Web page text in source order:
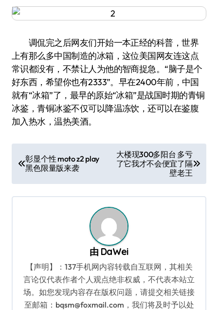
调侃完之后网友们开始一本正经的科普，世界
上有那么多中国制造的冰箱，这位美国网友连这点
常识都没有，不禁让人为他的智商捉急。“脑子是个
好东西，希望你也有2333”。早在2400年前，中国
就有“冰箱”了，最早的原始“冰箱”是战国时期的青铜
冰鉴，青铜冰鉴不仅可以降温冻饮，还可以在鉴腹
加入热水，温热美酒。
章
导
航
彰显个性 moto z2 play
黑色限量版来袭
大楼现300多阳台 多亏
了它我才不会便宜了隔
壁老王
由 DaWei
【声明】：137手机网内容转载自互联网，其相关
言论仅代表作者个人观点绝非权威，不代表本站立
场。如您发现内容存在版权问题，请提交相关链接
至邮箱：bqsm@foxmail.com，我们将及时予以处